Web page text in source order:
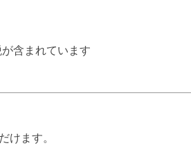
含まれています
けます。